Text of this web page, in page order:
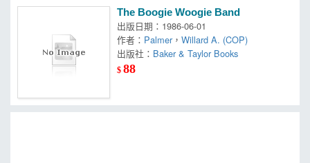
The Boogie Woogie Band
出版日期：1986-06-01
作者： Palmer ，Willard A. (COP)
出版社： Baker & Taylor Books
$88
中文書
外文書